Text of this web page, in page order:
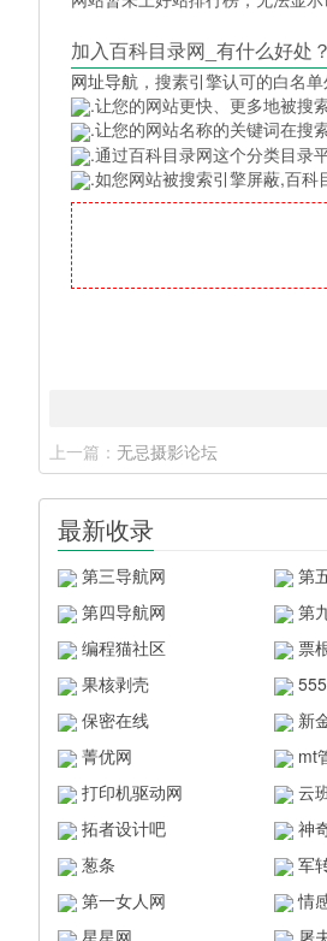
加入百科目录网_有什么好处？
网址导航 ，搜素引擎认可的白名
.让您的网站更快、更多地被搜
.让您的网站名称的关键词在搜
.通过百科目录网这个分类目录
.如您网站被搜索引擎屏蔽,百科
上一篇： 无忌摄影论坛
最新收录
第三导航网 第
第四导航网
第
编程猫社区
票
果核剥壳
保密在线
新
菁优网
mt
打印机驱动网
云
拓者设计吧
神
葱条
军
第一女人网
情